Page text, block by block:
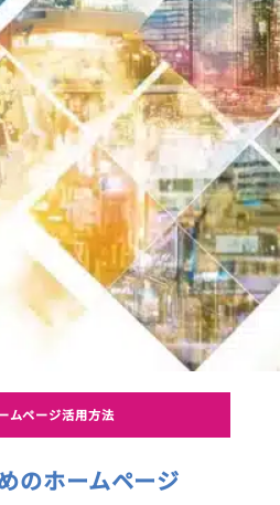
ムページ活用方法
のホームページ